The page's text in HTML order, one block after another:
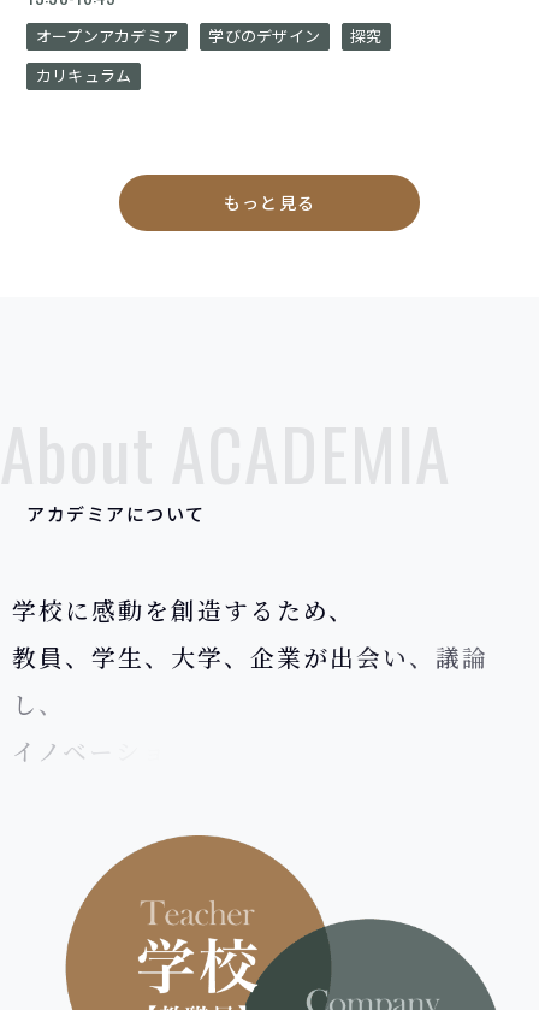
オープンアカデミア 学びのデザイン
探究
カリキュラム
もっと見る
アカデミアにつ いて
学校 に感動を創造す る た め、
教 員、 学生、 大学、 企業が出会い、 議論
し、
イ ノ ベ